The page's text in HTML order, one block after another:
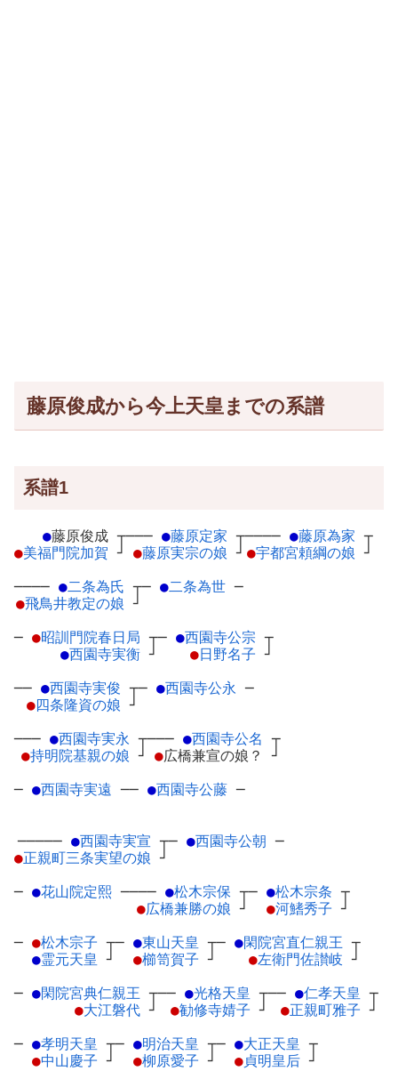
藤原俊成から今上天皇までの系譜
系譜1
●藤原俊成 ┬
●美福門院加賀 ┘
─── ●藤原定家 ┬
●藤原実宗の娘 ┘
──── ●藤原為家 ┬
●宇都宮頼綱の娘 ┘
──── ●二条為氏 ┬
●飛鳥井教定の娘 ┘
─ ●二条為世 ─
─ ●昭訓門院春日局 ┬
●西園寺実衡 ┘
─ ●西園寺公宗 ┬
●日野名子 ┘
── ●西園寺実俊 ┬
●四条隆資の娘 ┘
─ ●西園寺公永 ─
─── ●西園寺実永 ┬
●持明院基親の娘 ┘
─── ●西園寺公名 ┬
●広橋兼宣の娘？ ┘
─ ●西園寺実遠 ── ●西園寺公藤 ─
───── ●西園寺実宣 ┬
●正親町三条実望の娘 ┘
─ ●西園寺公朝 ─
─ ●花山院定熙 ──── ●松木宗保 ┬
●広橋兼勝の娘 ┘
─ ●松木宗条 ┬
●河鰭秀子 ┘
─ ●松木宗子 ┬
●霊元天皇 ┘
─ ●東山天皇 ┬
●櫛笥賀子 ┘
─ ●閑院宮直仁親王 ┬
●左衛門佐讃岐 ┘
─ ●閑院宮典仁親王 ┬
●大江磐代 ┘
── ●光格天皇 ┬
●勧修寺婧子 ┘
── ●仁孝天皇 ┬
●正親町雅子 ┘
─ ●孝明天皇 ┬
●中山慶子 ┘
─ ●明治天皇 ┬
●柳原愛子 ┘
─ ●大正天皇 ┬
●貞明皇后 ┘